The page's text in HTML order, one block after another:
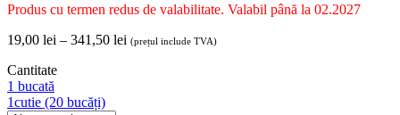
Produs cu termen redus de valabilitate. Valabil până la 02.2027
19,00 lei – 341,50 lei Interval
(prețul include TVA)
Cantitate
1 bucată
1cutie (20 bucăți)